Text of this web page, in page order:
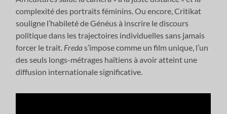
complexité des portraits féminins. Ou encore, Critikat
souligne l’habileté de Généus à inscrire le discours
politique dans les trajectoires individuelles sans jamais
forcer le trait. Fredas’impose comme un film unique, l’un
des seuls longs-métrages haïtiens à avoir atteint une
diffusion internationale significative.